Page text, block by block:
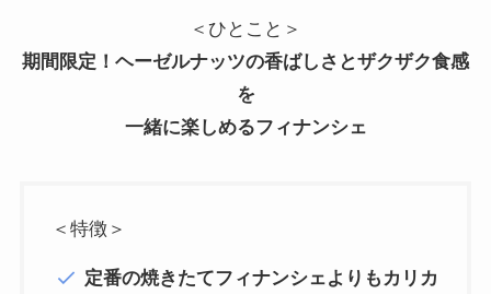
＜ひとこと＞
期間限定！ヘーゼルナッツの香ばしさとザクザク食感
を
一緒に楽しめるフィナンシェ
＜特徴＞
定番の焼きたてフィナンシェよりもカリカ